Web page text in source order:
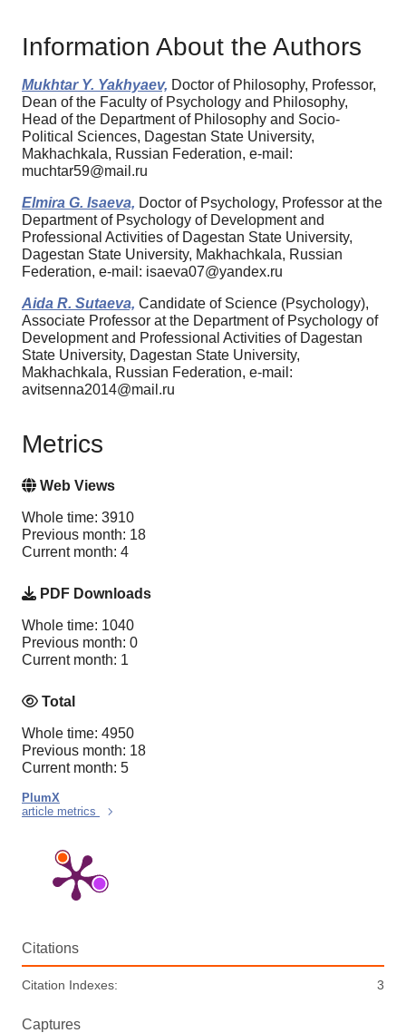
Information About the Authors
Mukhtar Y. Yakhyaev, Doctor of Philosophy, Professor,
Dean of the Faculty of Psychology and Philosophy,
Head of the Department of Philosophy and Socio-
Political Sciences, Dagestan State University,
Makhachkala, Russian Federation, e-mail:
muchtar59@mail.ru
Elmira G. Isaeva, Doctor of Psychology, Professor at the
Department of Psychology of Development and
Professional Activities of Dagestan State University,
Dagestan State University, Makhachkala, Russian
Federation, e-mail: isaeva07@yandex.ru
Aida R. Sutaeva, Candidate of Science (Psychology),
Associate Professor at the Department of Psychology of
Development and Professional Activities of Dagestan
State University, Dagestan State University,
Makhachkala, Russian Federation, e-mail:
avitsenna2014@mail.ru
Metrics
Web Views
Whole time: 3910
Previous month: 18
Current month: 4
PDF Downloads
Whole time: 1040
Previous month: 0
Current month: 1
Total
Whole time: 4950
Previous month: 18
Current month: 5
PlumX
article metrics
Citations
Citation Indexes: 3
Captures